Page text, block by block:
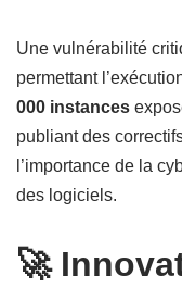
Une vulnérabilité
permettant
000 instances
publiant des
l’importance de la
des logiciels.
🚀